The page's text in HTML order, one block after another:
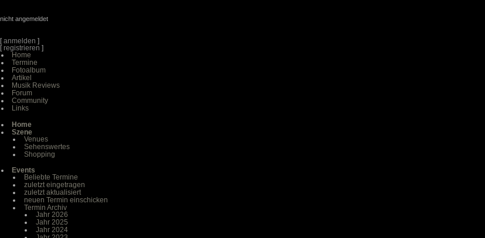
nicht angemeldet
[anmelden ]
[registrieren ]
Home
Termine
Fotoalbum
Artikel
Musik Reviews
Forum
Community
Links
Home
Szene
Venues
Sehenswertes
Shopping
Events
Beliebte Termine
zuletzt eingetragen
zuletzt aktualisiert
neuen Termin einschicken
Termin Archiv
Jahr 2026
Jahr 2025
Jahr 2024